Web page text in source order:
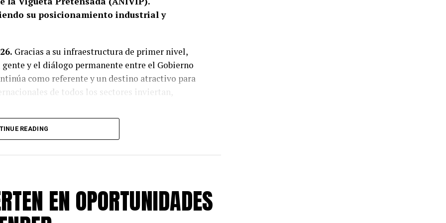
su posicionamiento industrial y
Gracias a su infraestructura de primer nivel,
y el diálogo permanente entre el Gobierno
como referente y un destino atractivo para
de todos los sectores inviertan,
bienvenida a los integrantes de la Asociación
A.C. (ANIVIP), durante su segunda
a León.
la parte de inversiones porque siempre
pero somos facilitadores para quien
calificada porque capacitamos,
READING
EN OPORTUNIDADES